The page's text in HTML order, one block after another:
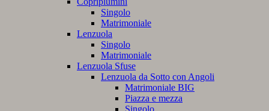
Singolo
Matrimoniale
Lenzuola
Singolo
Matrimoniale
Lenzuola Sfuse
Lenzuola da Sotto con Angoli
Matrimoniale BIG
Piazza e mezza
Singolo